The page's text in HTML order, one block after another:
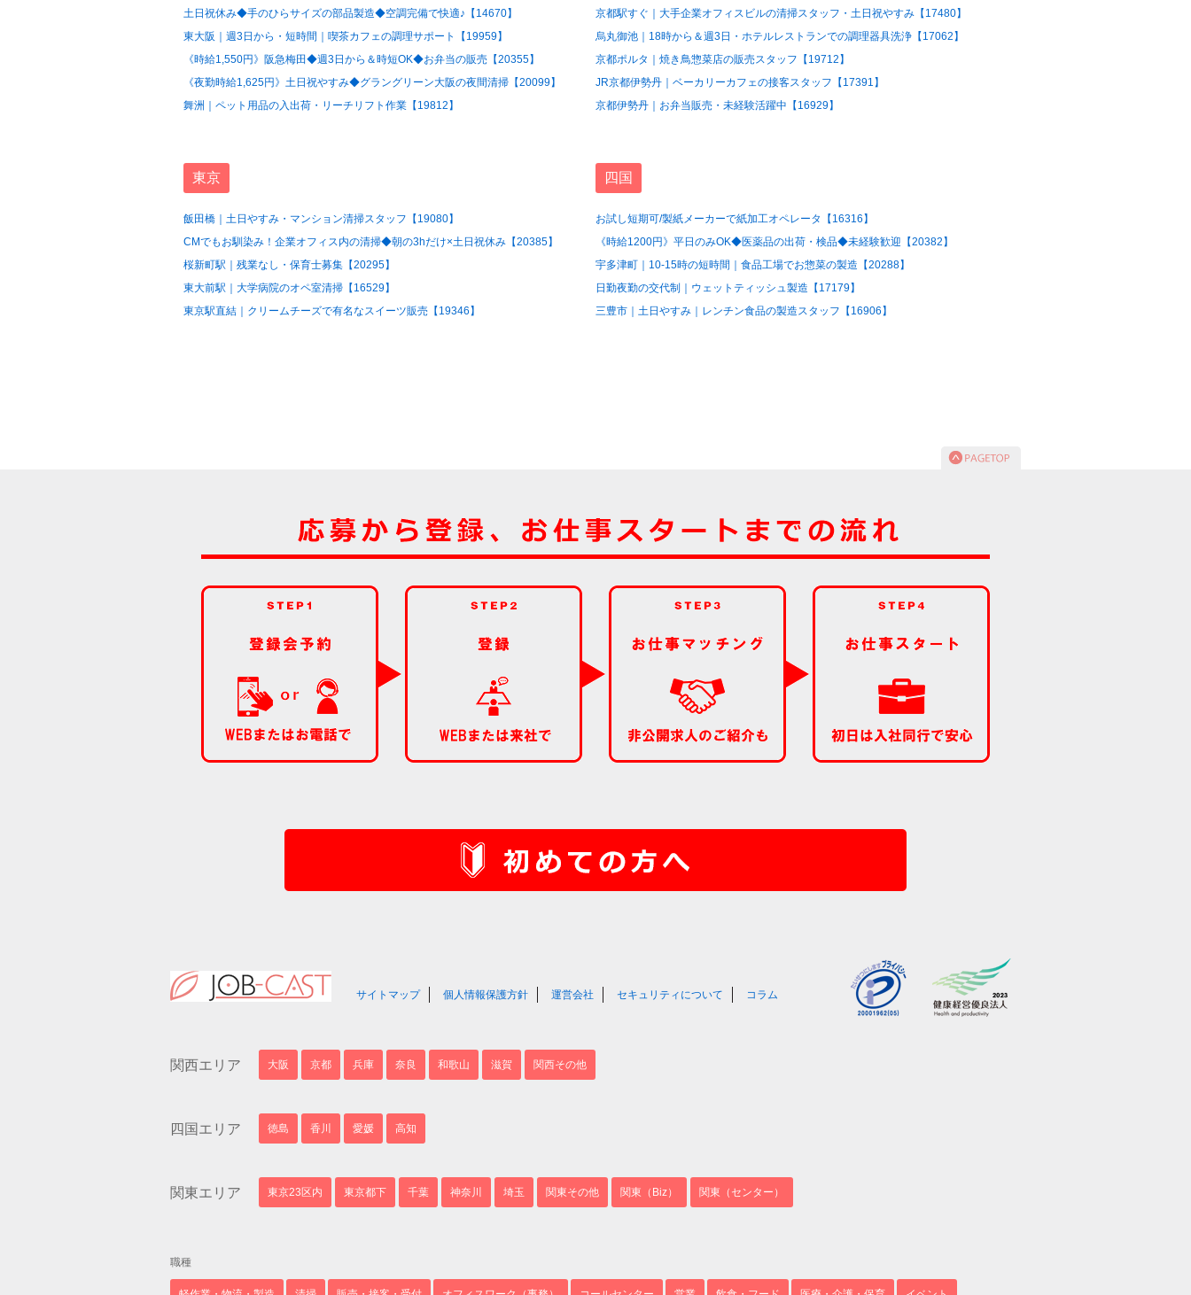
土日祝休み◆手のひらサイズの部品製造◆空調完備で快適♪【14670】
東大阪｜週3日から・短時間｜喫茶カフェの調理サポート【19959】
《時給1,550円》阪急梅田◆週3日から＆時短OK◆お弁当の販売【20355】
《夜勤時給1,625円》土日祝やすみ◆グラングリーン大阪の夜間清掃【20099】
舞洲｜ペット用品の入出荷・リーチリフト作業【19812】
京都駅すぐ｜大手企業オフィスビルの清掃スタッフ・土日祝やすみ【17480】
烏丸御池｜18時から＆週3日・ホテルレストランでの調理器具洗浄【17062】
京都ポルタ｜焼き鳥惣菜店の販売スタッフ【19712】
JR京都伊勢丹｜ベーカリーカフェの接客スタッフ【17391】
京都伊勢丹｜お弁当販売・未経験活躍中【16929】
東京
飯田橋｜土日やすみ・マンション清掃スタッフ【19080】
CMでもお馴染み！企業オフィス内の清掃◆朝の3hだけ×土日祝休み【20385】
桜新町駅｜残業なし・保育士募集【20295】
東大前駅｜大学病院のオペ室清掃【16529】
東京駅直結｜クリームチーズで有名なスイーツ販売【19346】
四国
お試し短期可/製紙メーカーで紙加工オペレータ【16316】
《時給1200円》平日のみOK◆医薬品の出荷・検品◆未経験歓迎【20382】
宇多津町｜10-15時の短時間｜食品工場でお惣菜の製造【20288】
日勤夜勤の交代制｜ウェットティッシュ製造【17179】
三豊市｜土日やすみ｜レンチン食品の製造スタッフ【16906】
サイトマップ 個人情報保護方針 運営会社 セキュリティについて コラム
関西エリア 大阪 京都 兵庫 奈良 和歌山 滋賀 関西その他
四国エリア 徳島 香川 愛媛 高知
関東エリア 東京23区内 東京都下 千葉 神奈川 埼玉 関東その他 関東（Biz） 関東（センター）
職種